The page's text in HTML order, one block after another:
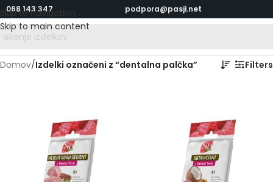
Skip to navigation
Skip to main content
068 143 347 podpora@pasji.net
Domov/Izdelki označeni z “dentalna palčka” Filters